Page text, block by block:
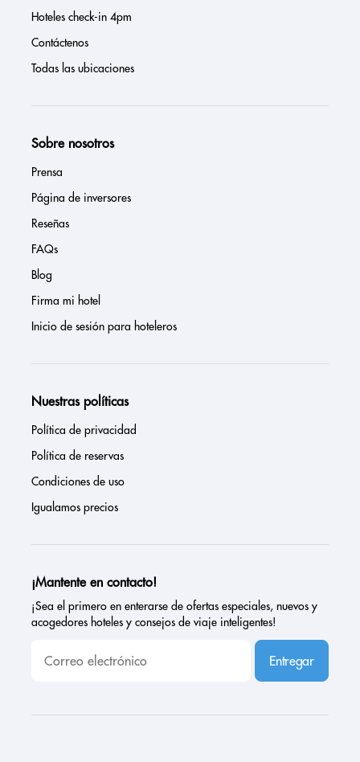
Hoteles check-in 4pm
Contáctenos
Todas las ubicaciones
Sobre nosotros
Prensa
Página de inversores
Reseñas
FAQs
Blog
Firma mi hotel
Inicio de sesión para hoteleros
Nuestras políticas
Política de privacidad
Política de reservas
Condiciones de uso
Igualamos precios
¡Mantente en contacto!
¡Sea el primero en enterarse de ofertas especiales, nuevos y
acogedores hoteles y consejos de viaje inteligentes!
Entregar